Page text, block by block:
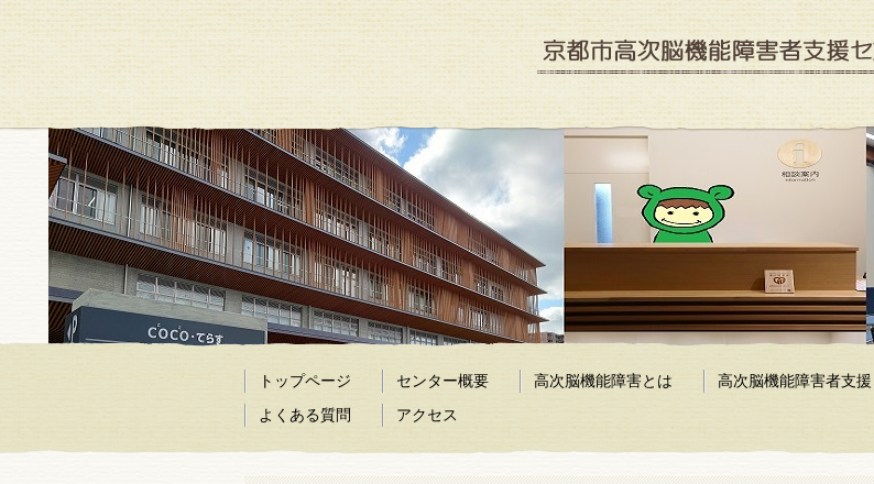
京都市高次脳機能障害者支援センター
トップページ センター概要 高次脳機能障害とは 高次脳機能障害者支援
よくある質問
アクセス